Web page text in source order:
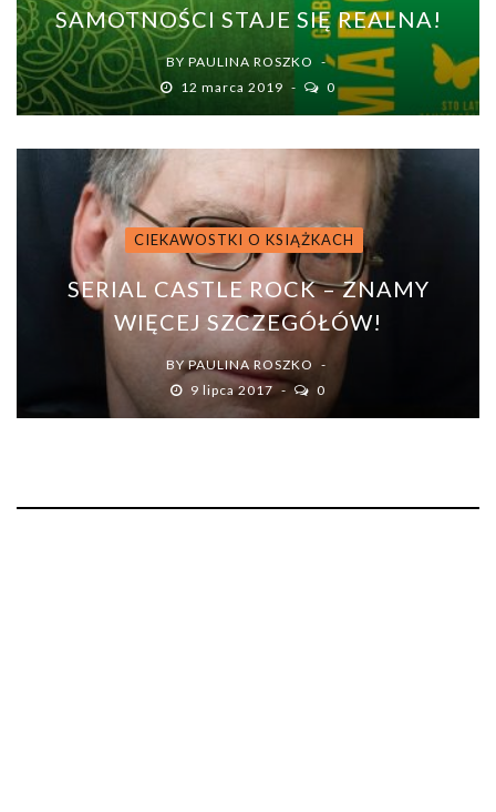
SAMOTNOŚCI STAJE SIĘ REALNA!
BY PAULINA ROSZKO
12 marca 2019
0
CIEKAWOSTKI O KSIĄŻKACH
SERIAL CASTLE ROCK – ZNAMY
WIĘCEJ SZCZEGÓŁÓW!
BYPAULINA ROSZKO
9 lipca 2017
0